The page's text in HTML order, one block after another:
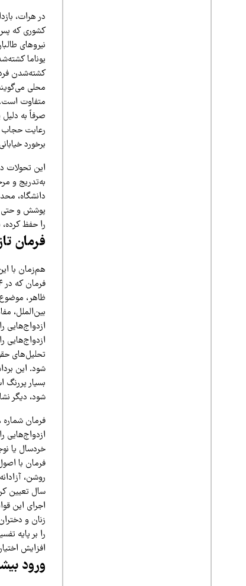
در هرات،
کشوری که
نیروهای
یوناما
کشته‌شدن
محلی
متفاوت است.
صرفاً به
رعایت حجاب
برخورد
به‌تدریج و
دانشگاه،
پوشش و حتی
را حفظ
فرمان
ظاهر،
بین‌الملل،
ازدواج‌هایی
تحلیل‌های
شود. این
بسیار
شود، دیگر
ازدواج‌هایی
خردسال یا
فرمان با
اجرای این
زنان و
را بر پایه
افزایش
ورود